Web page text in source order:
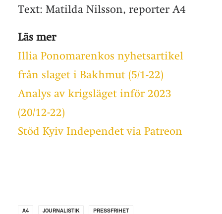
Text: Matilda Nilsson, reporter A4
Läs mer
Illia Ponomarenkos nyhetsartikel
från slaget i Bakhmut (5/1-22)
Analys av krigsläget inför 2023
(20/12-22)
Stöd Kyiv Independet via Patreon
A4 JOURNALISTIK PRESSFRIHET